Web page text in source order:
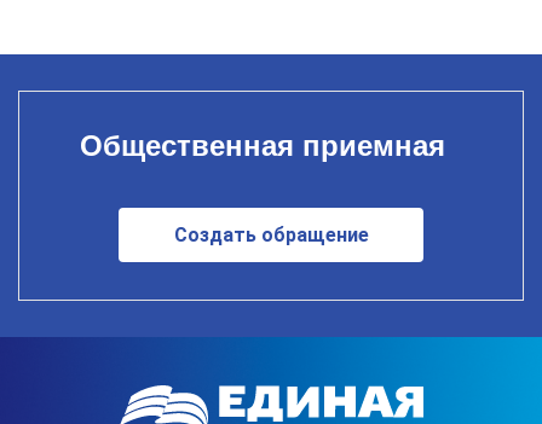
Общественная приемная
Создать обращение